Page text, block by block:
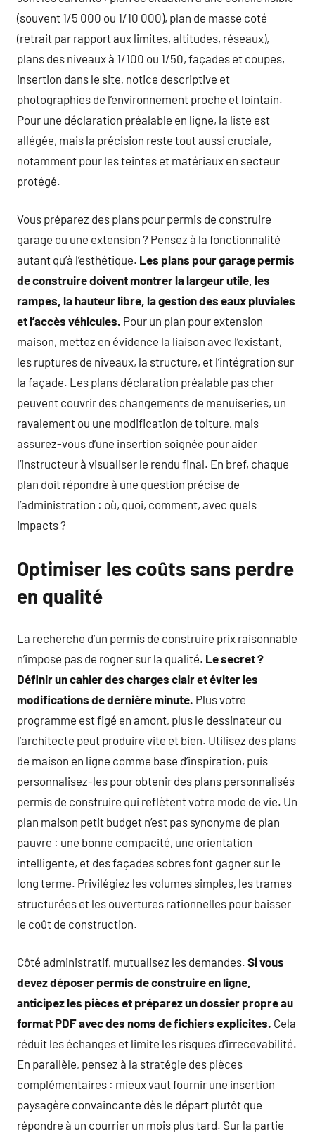
(souvent 1/5 000 ou 1/10 000), plan de masse coté
(retrait par rapport aux limites, altitudes, réseaux),
plans des niveaux à 1/100 ou 1/50, façades et coupes,
insertion dans le site, notice descriptive et
photographies de l’environnement proche et lointain.
Pour une déclaration préalable en ligne, la liste est
allégée, mais la précision reste tout aussi cruciale,
notamment pour les teintes et matériaux en secteur
protégé.
Vous préparez des plans pour permis de construire
garage ou une extension ? Pensez à la fonctionnalité
autant qu’à l’esthétique. Les plans pour garage permis
de construire doivent montrer la largeur utile, les
rampes, la hauteur libre, la gestion des eaux pluviales
et l’accès véhicules. Pour un plan pour extension
maison, mettez en évidence la liaison avec l’existant,
les ruptures de niveaux, la structure, et l’intégration sur
la façade. Les plans déclaration préalable pas cher
peuvent couvrir des changements de menuiseries, un
ravalement ou une modification de toiture, mais
assurez-vous d’une insertion soignée pour aider
l’instructeur à visualiser le rendu final. En bref, chaque
plan doit répondre à une question précise de
l’administration : où, quoi, comment, avec quels
impacts ?
Optimiser les coûts sans perdre
en qualité
La recherche d’un permis de construire prix raisonnable
n’impose pas de rogner sur la qualité. Le secret ?
Définir un cahier des charges clair et éviter les
modifications de dernière minute. Plus votre
programme est figé en amont, plus le dessinateur ou
l’architecte peut produire vite et bien. Utilisez des plans
de maison en ligne comme base d’inspiration, puis
personnalisez-les pour obtenir des plans personnalisés
permis de construire qui reflètent votre mode de vie. Un
plan maison petit budget n’est pas synonyme de plan
pauvre : une bonne compacité, une orientation
intelligente, et des façades sobres font gagner sur le
long terme. Privilégiez les volumes simples, les trames
structurées et les ouvertures rationnelles pour baisser
le coût de construction.
Côté administratif, mutualisez les demandes. Si vous
devez déposer permis de construire en ligne,
anticipez les pièces et préparez un dossier propre au
format PDF avec des noms de fichiers explicites. Cela
réduit les échanges et limite les risques d’irrecevabilité.
En parallèle, pensez à la stratégie des pièces
complémentaires : mieux vaut fournir une insertion
paysagère convaincante dès le départ plutôt que
répondre à un courrier un mois plus tard. Sur la partie